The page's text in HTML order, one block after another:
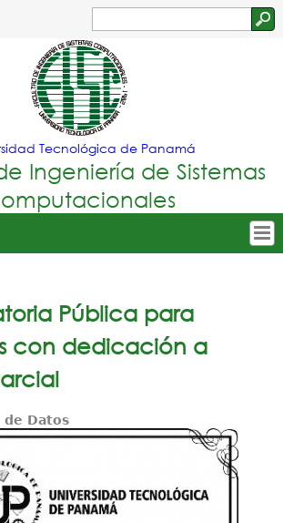
Jump to navigation
Formulario
de
búsqueda
Tecnológica de Panamá
Ingeniería de Sistemas
Nuestra Facultad
Oferta Académica
Secretarías
Investigación
Pública para
con dedicación a
de Datos